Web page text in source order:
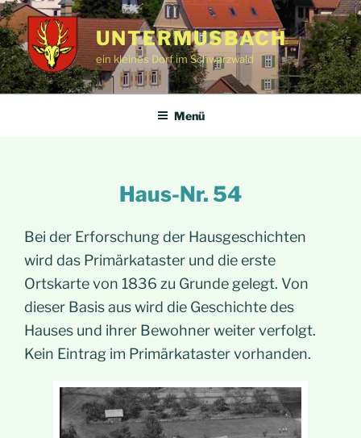
Zum
Inhalt
springen
UNTERMUSBACH
ein kleines Dorf im Schwarzwald
Menü
Haus-Nr. 54
Bei der Erforschung der Hausgeschichten
wird das Primärkataster und die erste
Ortskarte von 1836 zu Grunde gelegt. Von
dieser Basis aus wird die Geschichte des
Hauses und ihrer Bewohner weiter verfolgt.
Kein Eintrag im Primärkataster vorhanden.